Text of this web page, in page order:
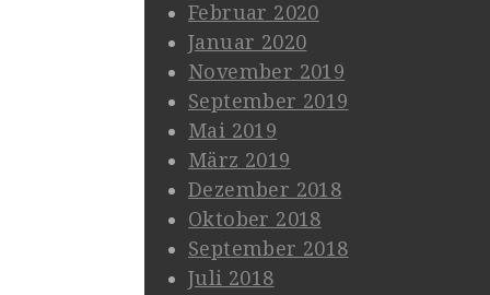
Februar 2020
Januar 2020
November 2019
September 2019
Mai 2019
März 2019
Dezember 2018
Oktober 2018
September 2018
Juli 2018